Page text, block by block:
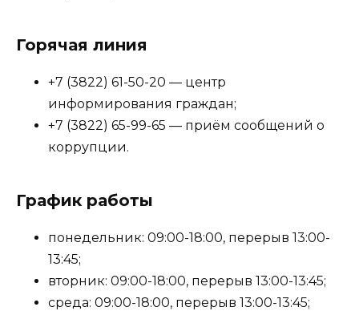
Горячая линия
+7 (3822) 61-50-20 — центр
информирования граждан;
+7 (3822) 65-99-65 — приём сообщений о
коррупции.
График работы
понедельник: 09:00-18:00, перерыв 13:00-
13:45;
вторник: 09:00-18:00, перерыв 13:00-13:45;
среда: 09:00-18:00, перерыв 13:00-13:45;